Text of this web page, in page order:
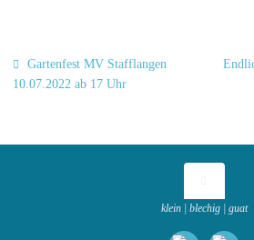
Gartenfest MV Stafflangen
10.07.2022 ab 17 Uhr
klein | blechig | guat